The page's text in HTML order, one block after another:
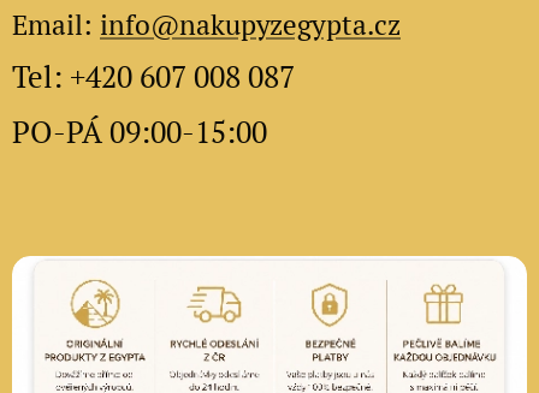
Email: info@nakupyzegypta.cz
Tel: +420 607 008 087
PO-PÁ 09:00-15:00